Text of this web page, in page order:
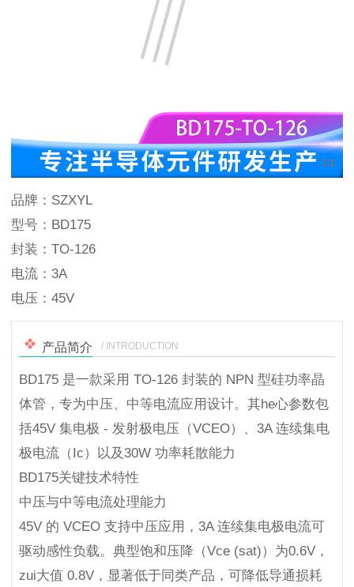
1 /1
品牌：SZXYL
型号：BD175
封装：TO-126
电流：3A
电压：45V
产品简介 / INTRODUCTION
BD175 是一款采用 TO-126 封装的 NPN 型硅功率晶
体管，专为中压、中等电流应用设计。其he心参数包
括45V 集电极 - 发射极电压（VCEO）、3A 连续集电
极电流（Ic）以及30W 功率耗散能力
BD175关键技术特性
中压与中等电流处理能力
45V 的 VCEO 支持中压应用，3A 连续集电极电流可
驱动感性负载。典型饱和压降（Vce (sat)）为0.6V，
zui大值 0.8V，显著低于同类产品，可降低导通损耗